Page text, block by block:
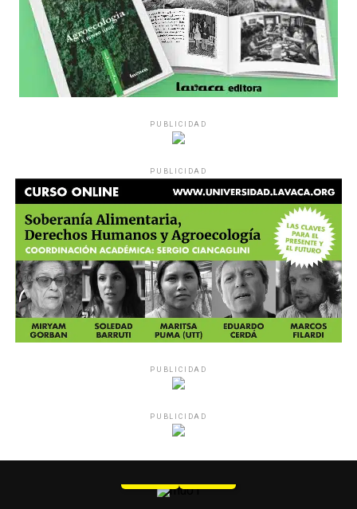
PUBLICIDAD
PUBLICIDAD
PUBLICIDAD
PUBLICIDAD
MU 1